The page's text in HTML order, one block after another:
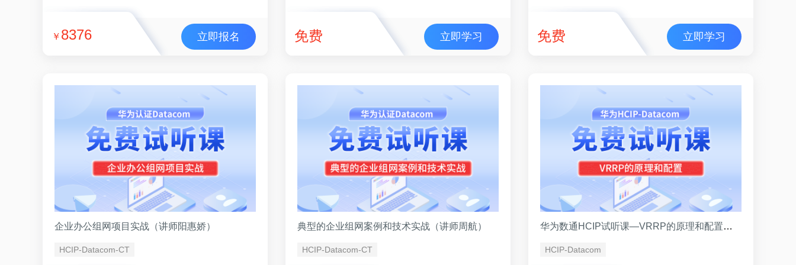
￥ 8376 立即报名 免费 立即学习 免费 立即学习
企业办公组网项目实战（讲师阳惠娇）
HCIP-Datacom-CT
典型的企业组网案例和技术实战（讲师周航）
HCIP-Datacom-CT
华为数通HCIP试听课—VRRP的原理和配置（讲师王鹏）
HCIP-Datacom